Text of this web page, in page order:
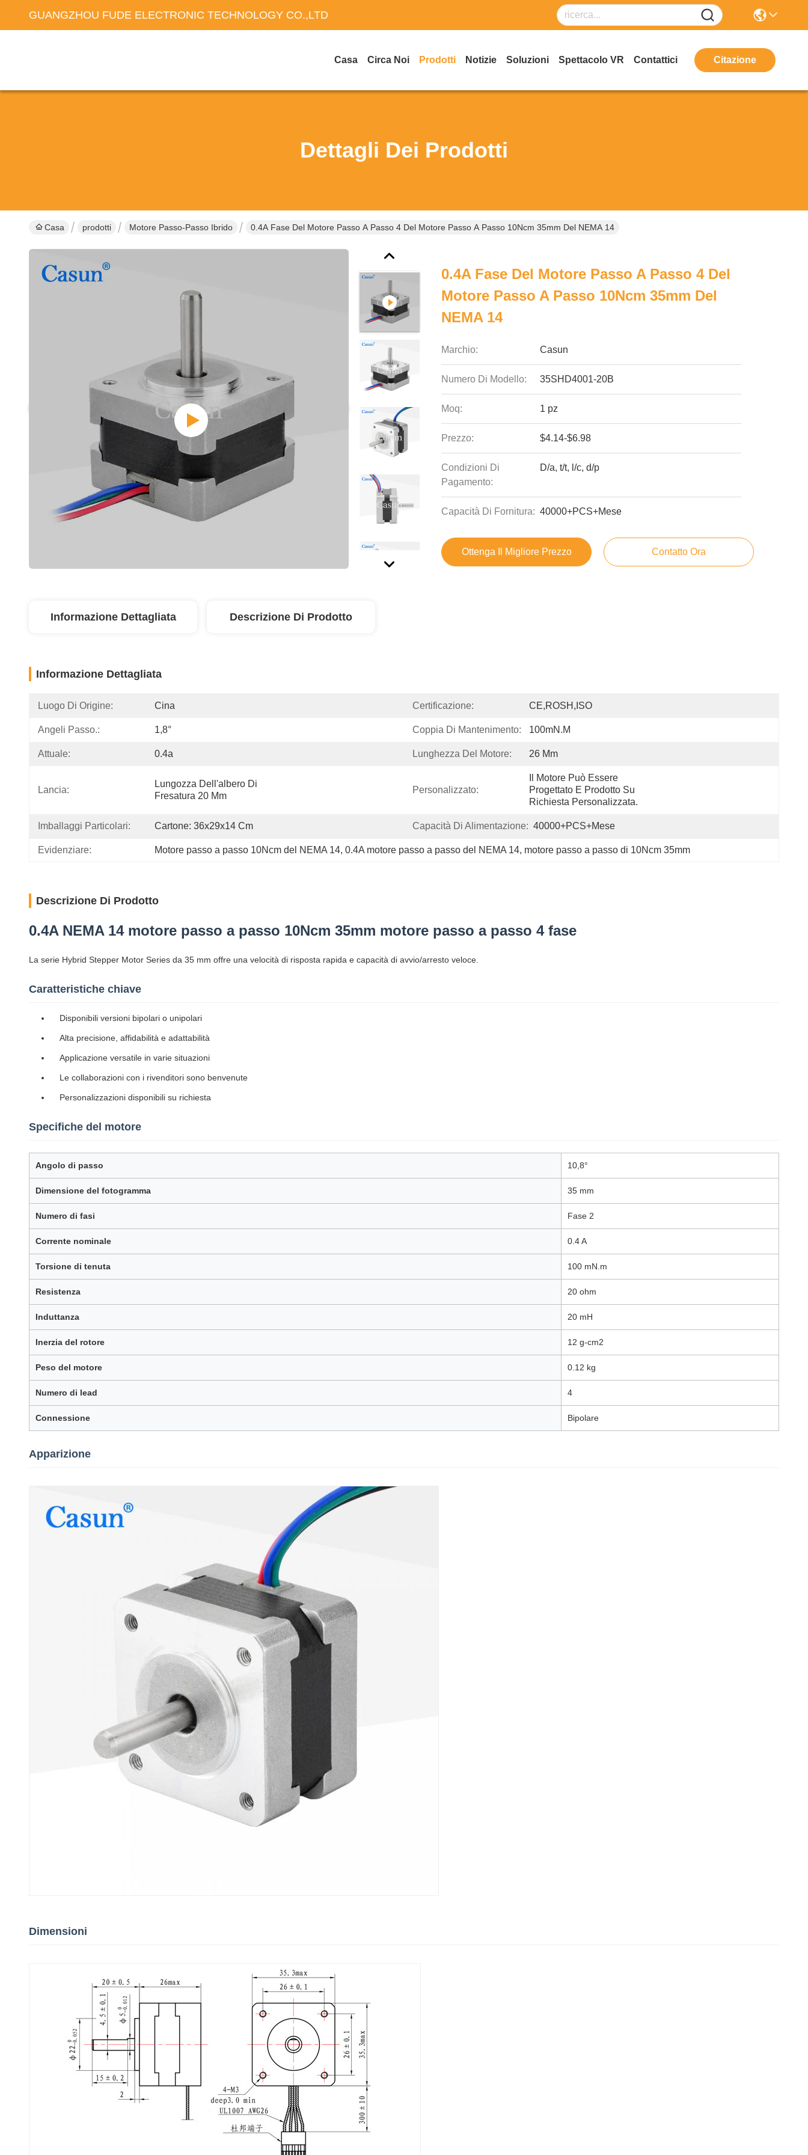
GUANGZHOU FUDE ELECTRONIC TECHNOLOGY CO.,LTD
Casa Circa Noi Prodotti Notizie Soluzioni Spettacolo VR Contattici Citazione
Dettagli Dei Prodotti
Casa prodotti Motore Passo-Passo Ibrido 0.4A Fase Del Motore Passo A Passo 4 Del Motore Passo A Passo 10Ncm 35mm Del NEMA 14
0.4A Fase Del Motore Passo A Passo 4 Del
Motore Passo A Passo 10Ncm 35mm Del
NEMA 14
Marchio: Casun
Numero Di Modello: 35SHD4001-20B
Moq: 1 pz
Prezzo: $4.14-$6.98
Condizioni Di
Pagamento:
D/a, t/t, l/c, d/p
Capacità Di Fornitura: 40000+PCS+Mese
Ottenga Il Migliore Prezzo Contatto Ora
Informazione Dettagliata Descrizione Di Prodotto
Informazione Dettagliata
Luogo Di Origine: Cina Certificazione: CE,ROSH,ISO
Angeli Passo.: 1,8° Coppia Di Mantenimento: 100mN.m
Attuale: 0.4a Lunghezza Del Motore: 26 Mm
Lancia:
Lungozza Dell'albero Di
Fresatura 20 Mm
Personalizzato:
Il Motore Può Essere
Progettato E Prodotto Su
Richiesta Personalizzata.
Imballaggi Particolari: Cartone: 36x29x14 Cm Capacità Di Alimentazione: 40000+PCS+Mese
Evidenziare: Motore passo a passo 10Ncm del NEMA 14, 0.4A motore passo a passo del NEMA 14, motore passo a passo di 10Ncm 35mm
Descrizione Di Prodotto
0.4A NEMA 14 motore passo a passo 10Ncm 35mm motore passo a passo 4 fase
La serie Hybrid Stepper Motor Series da 35 mm offre una velocità di risposta rapida e capacità di avvio/arresto veloce.
Caratteristiche chiave
Disponibili versioni bipolari o unipolari
Alta precisione, affidabilità e adattabilità
Applicazione versatile in varie situazioni
Le collaborazioni con i rivenditori sono benvenute
Personalizzazioni disponibili su richiesta
Specifiche del motore
Angolo di passo 10,8°
Dimensione del fotogramma 35 mm
Numero di fasi Fase 2
Corrente nominale 0.4 A
Torsione di tenuta 100 mN.m
Resistenza 20 ohm
Induttanza 20 mH
Inerzia del rotore 12 g-cm2
Peso del motore 0.12 kg
Numero di lead 4
Connessione Bipolare
Apparizione
Dimensioni